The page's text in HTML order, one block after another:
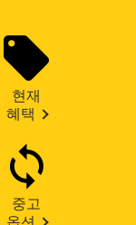
현재
혜택
중고